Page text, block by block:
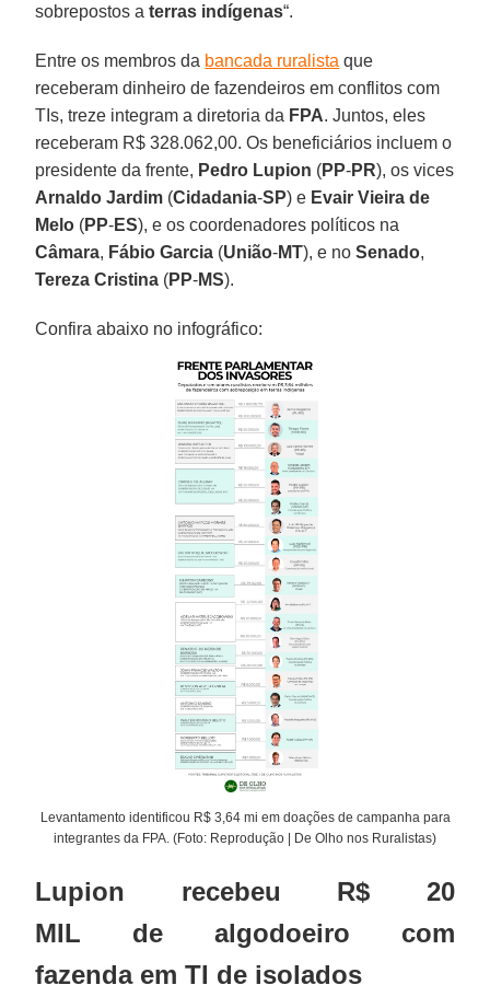
sobrepostos aterras indígenas“.
Entre os membros da bancada ruralista que
receberam dinheiro de fazendeiros em conflitos com
TIs, treze integram a diretoria da FPA. Juntos, eles
receberam R$ 328.062,00. Os beneficiários incluem o
presidente da frente, Pedro Lupion (PP-PR), os vices
Arnaldo Jardim (Cidadania-SP) e Evair Vieira de
Melo (PP-ES), e os coordenadores políticos na
Câmara, Fábio Garcia (União-MT), e noSenado,
Tereza Cristina (PP-MS).
Confira abaixo no infográfico:
Levantamento identificou R$ 3,64 mi em doações de campanha para
integrantes da FPA. (Foto: Reprodução | De Olho nos Ruralistas)
Lupion recebeu R$ 20
MIL de algodoeiro com
fazenda em TI de isolados